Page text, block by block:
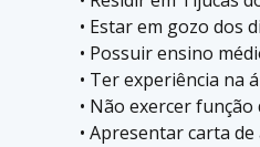
• Estar em gozo dos
• Possuir ensino
• Ter experiência na
• Não exercer
• Apresentar carta